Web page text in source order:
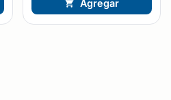
Agregar